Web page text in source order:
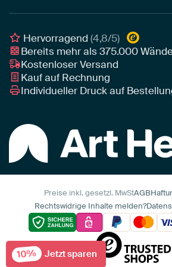
Art Heroes App
Hervorragend(4,8/5)
Bereits mehr als375.000
Kostenloser Versand
Kauf auf Rechnung
Individueller Druck auf
Preise inkl. gesetzl. MwStAGB
Rechtswidrige Inhalte melden?
10% Jetzt sparen